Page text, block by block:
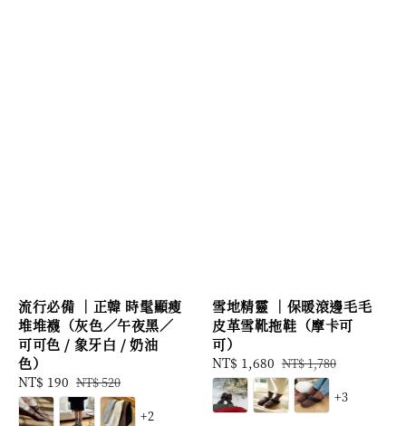
流行必備 ｜正韓 時髦顯瘦
堆堆襪（灰色／午夜黑／
可可色 / 象牙白 / 奶油
色）
Sale
price
NT$ 190 Regular
price
NT$ 520
+2
雪地精靈 ｜保暖滾邊毛毛
皮革雪靴拖鞋（摩卡可
可）
Sale
price
NT$ 1,680 Regular
price
NT$ 1,780
+3